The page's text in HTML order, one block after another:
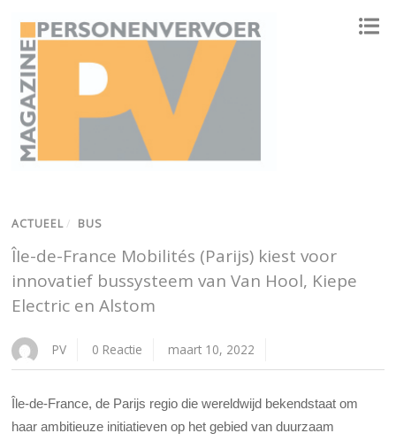
ACTUEEL / BUS
ÎIe-de-France Mobilités (Parijs) kiest voor
innovatief bussysteem van Van Hool, Kiepe
Electric en Alstom
PV 0 Reactie maart 10, 2022
Île-de-France, de Parijs regio die wereldwijd bekendstaat om
haar ambitieuze initiatieven op het gebied van duurzaam